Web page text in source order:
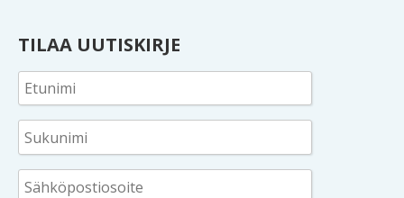
TILAA UUTISKIRJE